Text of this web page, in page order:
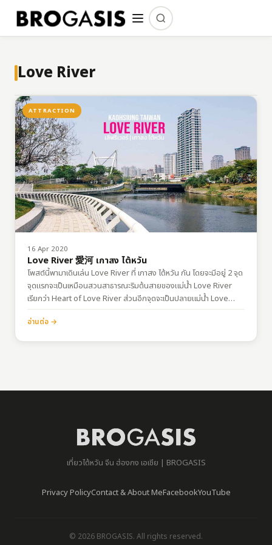
Love River
ATTRACTION
16 Apr 2020
Love River 愛河 เกาสง ไต้หวัน
โพสต์นี้พามาเดินเล่น Love River ที่ เกาสง ไต้หวัน กัน โดยจะมีอยู่ 2 จุด
จุดแรกจะเป็นเหมือนสวนสาธารณะริมต้นสายของแม่น้ำ Love River
เรียกว่า Heart of Love River ส่วนอีกจุดจะเป็นปลายแม่น้ำ Love…
อ่านต่อ →
เที่ยวไต้หวัน จีน ฮ่องกง เอเชีย | BROGASIS
Privacy PolicyContact & About MeFacebookYouTube
© 2026 BROGASIS. All rights reserved.